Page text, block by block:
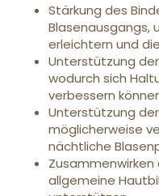
Stärkung des
Blasenausgangs,
erleichtern und
Unterstützung
wodurch sich
verbessern
Unterstützung
möglicherweise
nächtliche
allgemeine